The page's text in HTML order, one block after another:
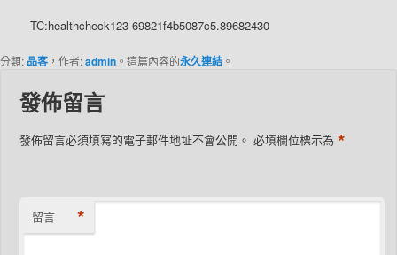
TC:healthcheck123 69821f4b5087c5.89682430
分類: 品客 ，作者:admin 。這篇內容的永久連結 。
發佈留言
發佈留言必須填寫的電子郵件地址不會公開。 必填欄位標示為*
留言 *